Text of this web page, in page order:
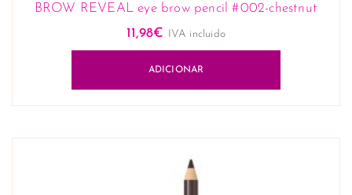
BROW REVEAL eye brow pencil #002-chestnut
11,98€ IVA incluido
ADICIONAR